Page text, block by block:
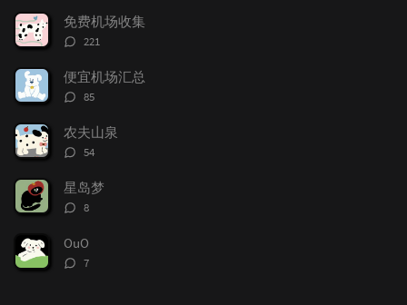
文
章
免费机场收集
评
数：
221
便宜机场汇总
评
数：
85
农夫山泉
评
数：
54
星岛梦
评
数：
8
OuO
评
7